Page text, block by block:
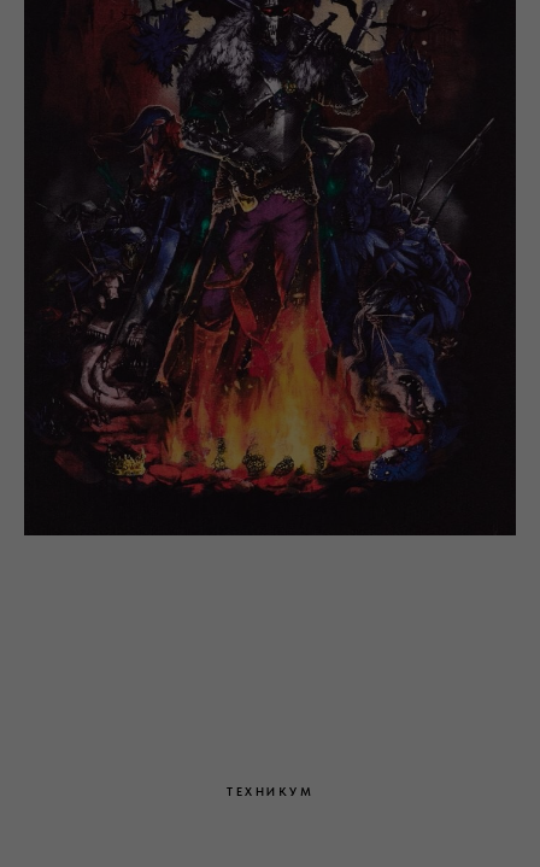
ТЕХНИКУМ